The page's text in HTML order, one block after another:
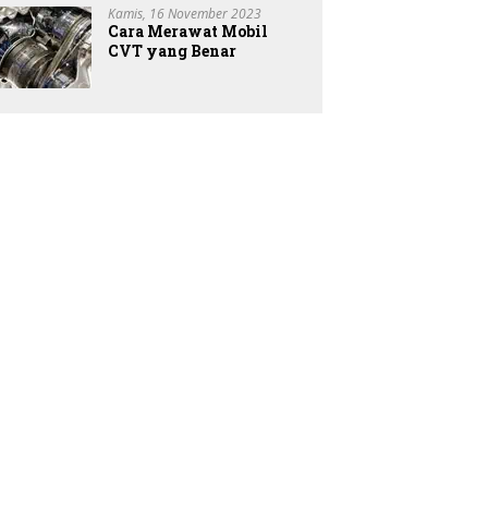
Kamis, 16 November 2023
Cara Merawat Mobil
CVT yang Benar